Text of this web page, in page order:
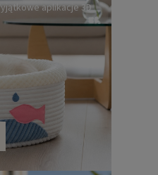
aplikacje 3D